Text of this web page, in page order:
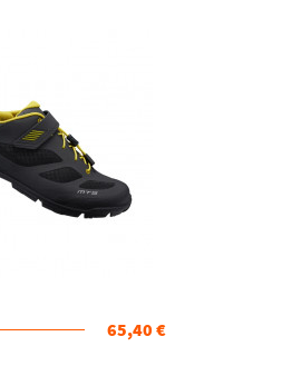
65,40 €